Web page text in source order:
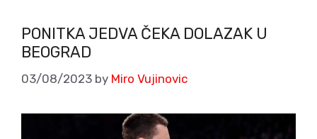
PONITKA JEDVA ČEKA DOLAZAK U
BEOGRAD
03/08/2023 by Miro Vujinovic